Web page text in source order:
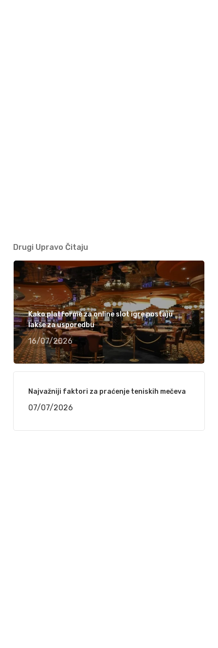
Drugi Upravo Čitaju
Kako platforme za online slot igre postaju
lakše za usporedbu
16/07/2026
Najvažniji faktori za praćenje teniskih mečeva
07/07/2026